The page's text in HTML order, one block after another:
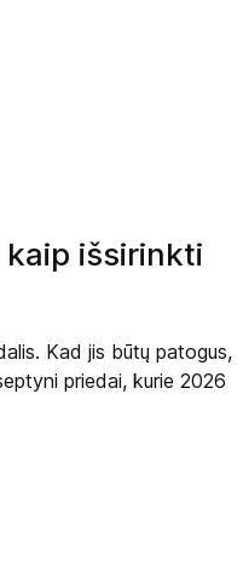
išsirinkti
Kad jis būtų patogus,
priedai, kurie 2026